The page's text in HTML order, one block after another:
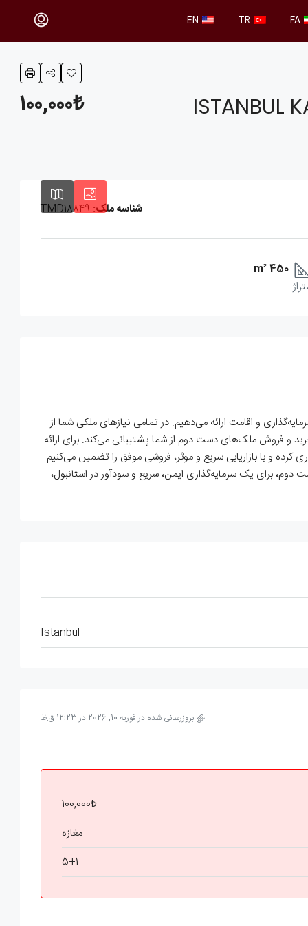
FA
TR
EN
ISTANBUL
100,000₺
شناسه ملک:TMD18849
450 m²
و اقامت ارائه می‌دهیم. در تمامی نیازهای ملکی شما از
و فروش ملک‌های دست دوم از شما پشتیبانی می‌کند. برای ارائه
و با بازاریابی سریع و موثر، فروشی موفق را تضمین می‌کنیم.
دوم، برای یک سرمایه‌گذاری ایمن، سریع و سودآور در استانبول،
Istanbul
بروزرسانی شده در فوریه 10, 2026 در 12:23 ق.ظ
100,000₺
مغازه
5+1